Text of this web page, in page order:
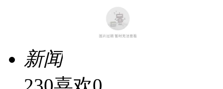
新闻